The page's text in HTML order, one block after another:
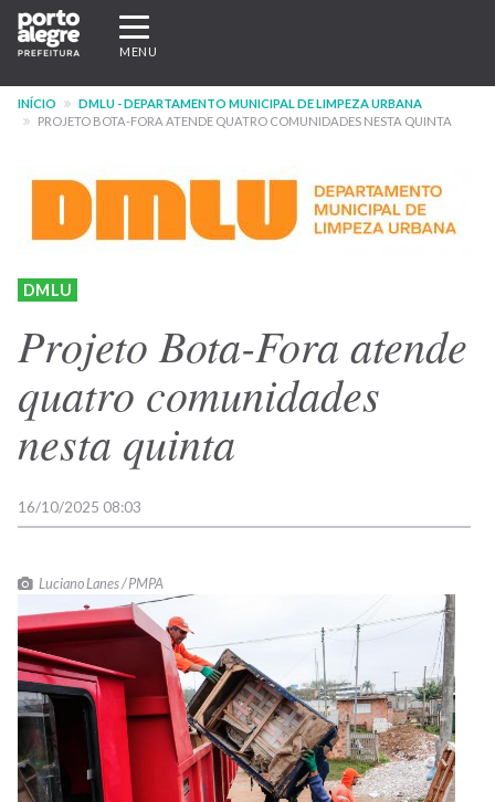
Pular
para
conteúdo
principal
Expandir/recolher
navegação
MENU
INÍCIO
DMLU - DEPARTAMENTO MUNICIPAL DE LIMPEZA URBANA
PROJETO BOTA-FORA ATENDE QUATRO COMUNIDADES NESTA QUINTA
DMLU
Projeto Bota-Fora atende
quatro comunidades
nesta quinta
16/10/2025 08:03
Luciano Lanes / PMPA